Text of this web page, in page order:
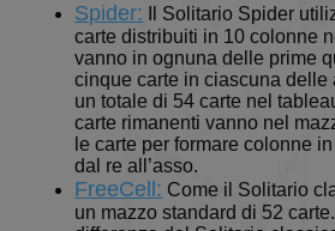
Spider: Il Solitario Spider
carte distribuiti in 10 colonne
vanno in ognuna delle prime
cinque carte in ciascuna delle
un totale di 54 carte nel
carte rimanenti vanno nel
le carte per formare colonne
dal re all’asso.
FreeCell: Come il Solitario
un mazzo standard di 52
__eoi
.solitalian.it